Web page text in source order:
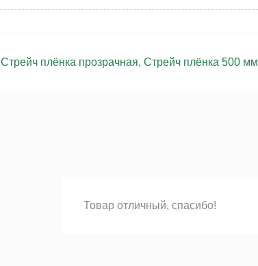
Стрейч плёнка прозрачная, Стрейч плёнка 500 мм
Товар отличный, спасибо!